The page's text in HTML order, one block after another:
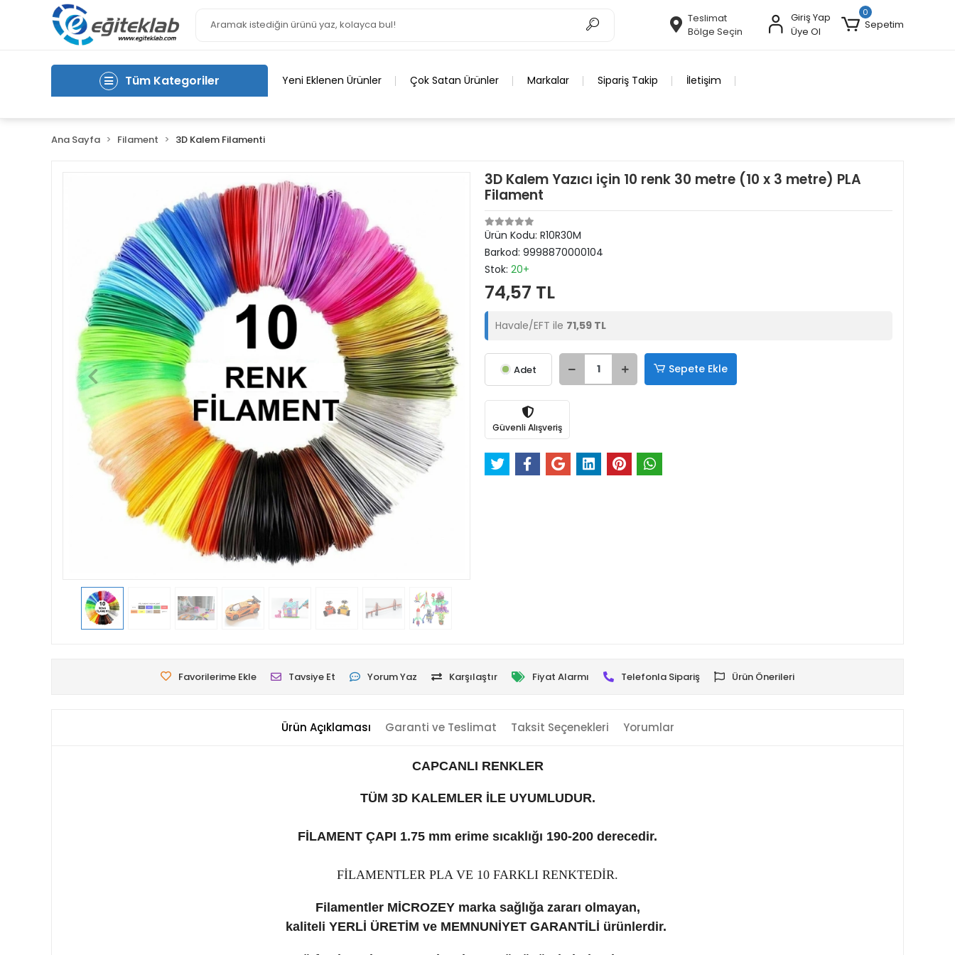
Teslimat
Bölge Seçin
Giriş Yap
Üye Ol
0
Sepetim
Tüm Kategoriler Yeni Eklenen Ürünler Çok Satan Ürünler Markalar Sipariş Takip İletişim
Ana Sayfa Filament 3D Kalem Filamenti
3D Kalem Yazıcı için 10 renk 30 metre (10 x 3 metre) PLA
Filament
Ürün Kodu: R10R30M
Barkod: 9998870000104
Stok: 20+
74,57 TL
Havale/EFT ile 71,59 TL
Adet Sepete Ekle
Güvenli Alışveriş
Favorilerime Ekle Tavsiye Et Yorum Yaz Karşılaştır Fiyat Alarmı Telefonla Sipariş Ürün Önerileri
Ürün Açıklaması Garanti ve Teslimat Taksit Seçenekleri Yorumlar
CAPCANLI RENKLER
TÜM 3D KALEMLER İLE UYUMLUDUR.
FİLAMENT ÇAPI 1.75 mm erime sıcaklığı 190-200 derecedir.
FİLAMENTLER PLA VE 10 FARKLI RENKTEDİR.
Filamentler MİCROZEY marka sağlığa zararı olmayan,
kaliteli YERLİ ÜRETİM ve MEMNUNİYET GARANTİLİ ürünlerdir.